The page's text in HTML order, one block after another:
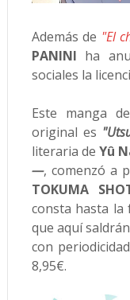
Además de "El
PANINI ha
sociales la
Este manga de
original es
literaria deYû
—, comenzó a
TOKUMA
consta hasta la
que aquí
con
8,95€.